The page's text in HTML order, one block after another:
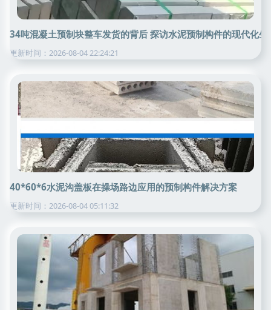
34吨混凝土预制块整车发货的背后 探访水泥预制构件的现代化生
更新时间：2026-08-04 22:24:21
40*60*6水泥沟盖板在操场路边应用的预制构件解决方案
更新时间：2026-08-04 05:11:32